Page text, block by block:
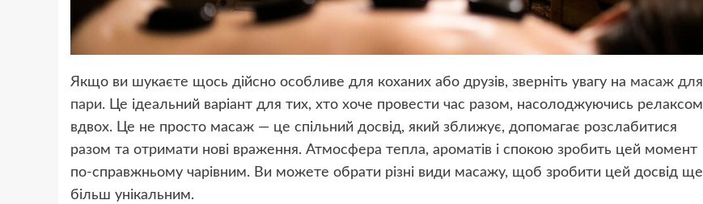
Якщо ви шукаєте щось дійсно особливе для коханих або друзів, зверніть увагу на масаж для
пари. Це ідеальний варіант для тих, хто хоче провести час разом, насолоджуючись релаксом
вдвох. Це не просто масаж — це спільний досвід, який зближує, допомагає розслабитися
разом та отримати нові враження. Атмосфера тепла, ароматів і спокою зробить цей момент
по-справжньому чарівним. Ви можете обрати різні види масажу, щоб зробити цей досвід ще
більш унікальним.